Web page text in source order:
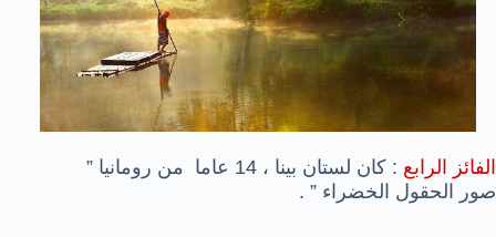
الفائز الرابع
: كان لستان بينا ، 14 عاما من رومانيا ”
صور الحقول الخضراء ” .